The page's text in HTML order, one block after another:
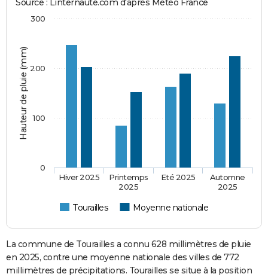
Hauteur de pluie (mm)
Tourailles Moyenne nationale
Hiver 2025
Printemps
2025
Eté 2025
Automne
2025
0
100
200
300
La commune de Tourailles a connu 628 millimètres de pluie
en 2025, contre une moyenne nationale des villes de 772
millimètres de précipitations. Tourailles se situe à la position